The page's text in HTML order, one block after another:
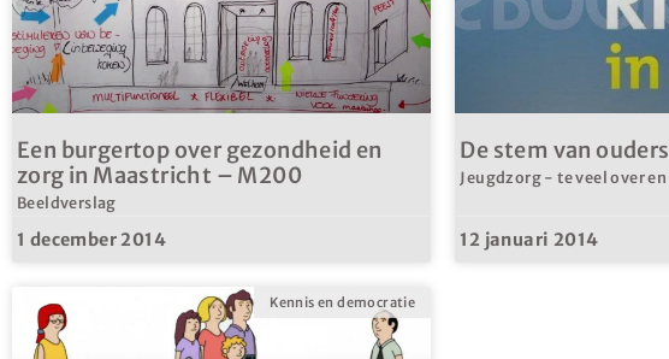
Een burgertop over gezondheid en
zorg in Maastricht – M200
Beeldverslag
1 december 2014
De stem van ouders
Jeugdzorg - te veel over
12 januari 2014
Kennis en democratie